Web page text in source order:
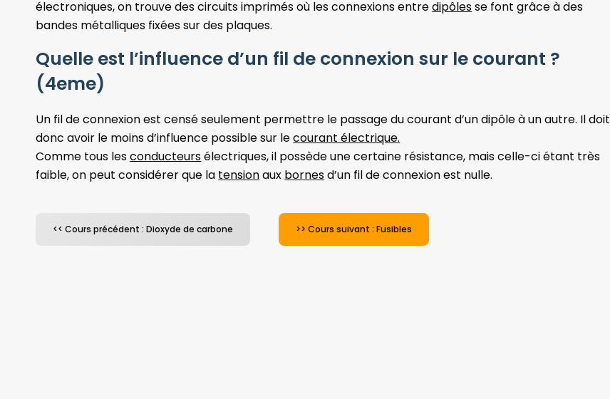
électroniques, on trouve des circuits imprimés où les connexions entredipôlesse font grâce à des
bandes métalliques fixées sur des plaques.
Quelle est l’influence d’un fil de connexion sur le courant ?
(4eme)
Un fil de connexion est censé seulement permettre le passage du courant d’un dipôle à un autre. Il doit
donc avoir le moins d’influence possible sur lecourant électrique.
Comme tous lesconducteursélectriques, il possède une certaine résistance, mais celle-ci étant très
faible, on peut considérer que la tensionaux bornesd’un fil de connexion est nulle.
<< Cours précédent : Dioxyde de carbone >> Cours suivant : Fusibles